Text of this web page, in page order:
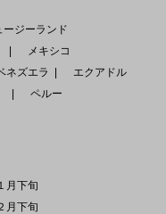
ジーランド
メキシコ
ネズエラ
エクアドル
ペルー
月下旬
月下旬